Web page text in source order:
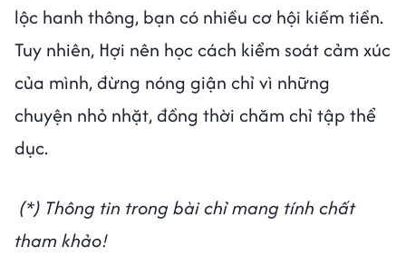
lộc hanh thông, bạn có nhiều cơ hội kiếm tiền.
Tuy nhiên, Hợi nên học cách kiểm soát cảm xúc
của mình, đừng nóng giận chỉ vì những
chuyện nhỏ nhặt, đồng thời chăm chỉ tập thể
dục.
(*) Thông tin trong bài chỉ mang tính chất
tham khảo!